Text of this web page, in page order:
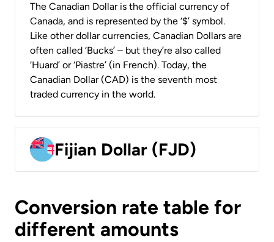
The Canadian Dollar is the official currency of
Canada, and is represented by the ‘$’ symbol.
Like other dollar currencies, Canadian Dollars are
often called ‘Bucks’ – but they’re also called
‘Huard’ or ‘Piastre’ (in French). Today, the
Canadian Dollar (CAD) is the seventh most
traded currency in the world.
Fijian Dollar (FJD)
Conversion rate table for
different amounts